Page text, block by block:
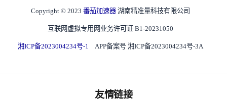
Copyright © 2023 番茄加速器 湖南精准量科技有限公司
互联网虚拟专用网业务许可证 B1-20231050
湘ICP备2023004234号-1 APP备案号 湘ICP备2023004234号-3A
友情链接